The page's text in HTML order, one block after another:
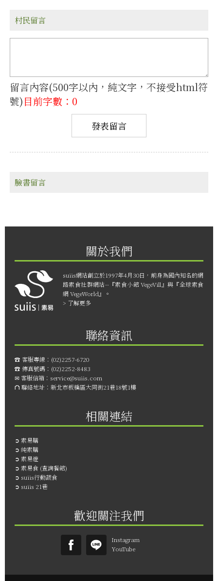
村民留言
留言內容(500字以內，純文字，不接受html符
號)目前字數：0
臉書留言
關於我們
suiis網站創立於1997年4月30日，前身為國內知名的網
路素食社群網站--『素食小館 VegeVill』與『全球素食
網 VegeWorld』。
> 了解更多
聯絡資訊
☎︎ 客服專線： (02)2257-6720
☎︎ 傳真號碼： (02)2252-8483
✉ 客服信箱： service@suiis.com
⛫ 聯絡地址： 新北市板橋區大同街21巷18號1樓
相關連結
➲ 素易購
➲ 純素購
➲ 素易遊
➲ 素易食 (查詢餐館)
➲ suiis行動蔬食
➲ suiis 21巷
歡迎關注我們
Instagram
YouTube